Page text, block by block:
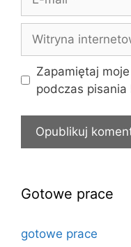
mail
internetowa
Zapamiętaj
podczas pisania
Gotowe prace
gotowe prace